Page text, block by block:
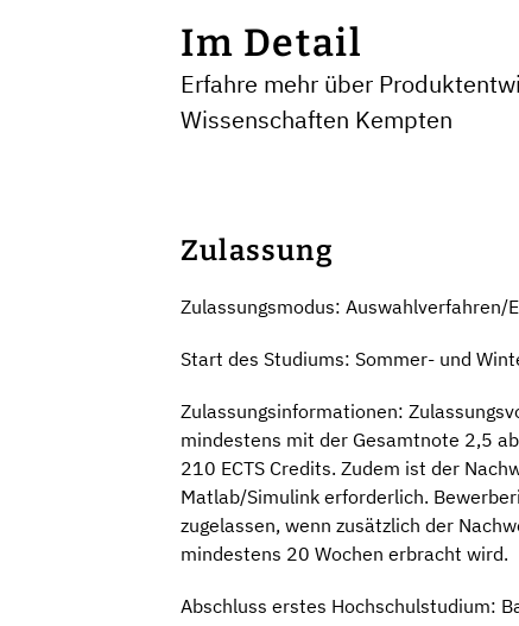
Im Detail
Erfahre mehr über
Wissenschaften Kempten
Zulassung
Zulassungsmodus: Auswahlverfahren/
Start des Studiums: Sommer- und
Zulassungsinformationen:
mindestens mit der Gesamtnote 2,5
210 ECTS Credits. Zudem ist der
Matlab/Simulink erforderlich.
zugelassen, wenn zusätzlich der
mindestens 20 Wochen erbracht wird.
Abschluss erstes Hochschulstudium: